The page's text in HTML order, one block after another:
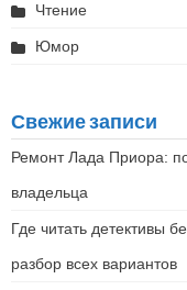
Чтение
Юмор
Свежие записи
Ремонт Лада Приора:
владельца
Где читать детективы
разбор всех вариантов